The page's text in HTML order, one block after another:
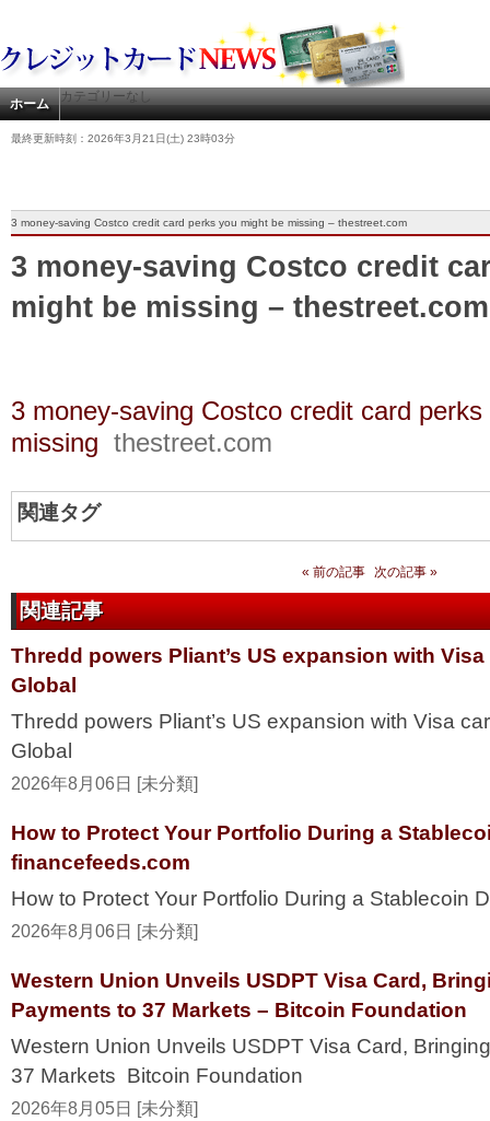
ホーム カテゴリーなし
最終更新時刻：2026年3月21日(土) 23時03分
3 money-saving Costco credit card perks you might be missing – thestreet.com
3 money-saving Costco credit
might be missing – thestreet.com
3 money-saving Costco credit card
missing thestreet.com
関連タグ
« 前の記事 次の記事 »
関連記事
Thredd powers Pliant’s US expansion with
Global
Thredd powers Pliant’s US expansion with Visa
Global
2026年8月06日 [未分類]
How to Protect Your Portfolio During a
financefeeds.com
How to Protect Your Portfolio During a Stablecoin
2026年8月06日 [未分類]
Western Union Unveils USDPT Visa Card,
Payments to 37 Markets – Bitcoin Foundation
Western Union Unveils USDPT Visa Card,
37 Markets Bitcoin Foundation
2026年8月05日 [未分類]